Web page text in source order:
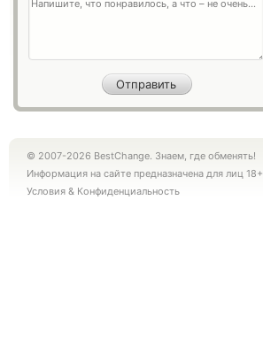
© 2007-2026 BestChange. Знаем, где обменять!
Информация на сайте предназначена для лиц 18+
Условия & Конфиденциальность